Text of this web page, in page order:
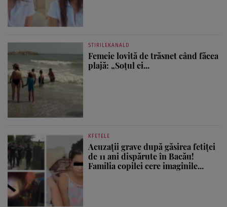
STIRILEKANALD
Femeie lovită de trăsnet când făcea
plajă: „Soțul ei...
KFETELE
Acuzații grave după găsirea fetiței
de 11 ani dispărute în Bacău!
Familia copilei cere imaginile...